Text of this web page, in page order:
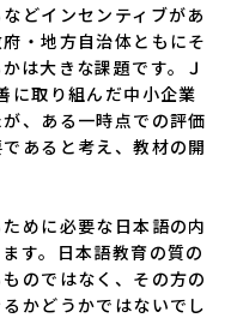
どインセンティブがあ
・地方自治体ともにそ
は大きな課題です。Ｊ
に取り組んだ中小企業
、ある一時点での評価
あると考え、教材の開
めに必要な日本語の内
す。日本語教育の質の
のではなく、その方の
かどうかではないでし